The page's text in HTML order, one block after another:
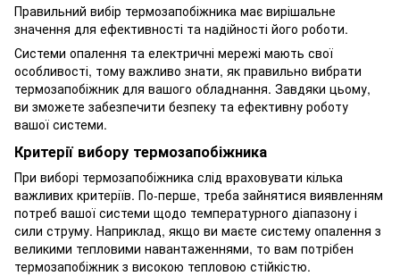
Правильний вибір термозапобіжника має вирішальне
значення для ефективності та надійності його роботи.
Системи опалення та електричні мережі мають свої
особливості, тому важливо знати, як правильно вибрати
термозапобіжник для вашого обладнання. Завдяки цьому,
ви зможете забезпечити безпеку та ефективну роботу
вашої системи.
Критерії вибору термозапобіжника
При виборі термозапобіжника слід враховувати кілька
важливих критеріїв. По-перше, треба зайнятися виявленням
потреб вашої системи щодо температурного діапазону і
сили струму. Наприклад, якщо ви маєте систему опалення з
великими тепловими навантаженнями, то вам потрібен
термозапобіжник з високою тепловою стійкістю.